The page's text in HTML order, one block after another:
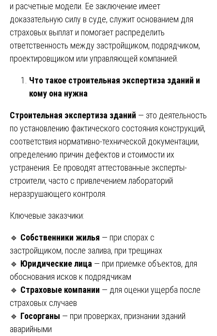
и расчетные модели. Ее заключение имеет
доказательную силу в суде, служит основанием для
страховых выплат и помогает распределить
ответственность между застройщиком, подрядчиком,
проектировщиком или управляющей компанией.
Что такое строительная экспертиза зданий и
кому она нужна
Строительная экспертиза зданий — это деятельность
по установлению фактического состояния конструкций,
соответствия нормативно-технической документации,
определению причин дефектов и стоимости их
устранения. Ее проводят аттестованные эксперты-
строители, часто с привлечением лабораторий
неразрушающего контроля.
Ключевые заказчики:
🔹 Собственники жилья — при спорах с
застройщиком, после залива, при трещинах
🔹 Юридические лица — при приемке объектов, для
обоснования исков к подрядчикам
🔹 Страховые компании — для оценки ущерба после
страховых случаев
🔹 Госорганы — при проверках, признании зданий
аварийными